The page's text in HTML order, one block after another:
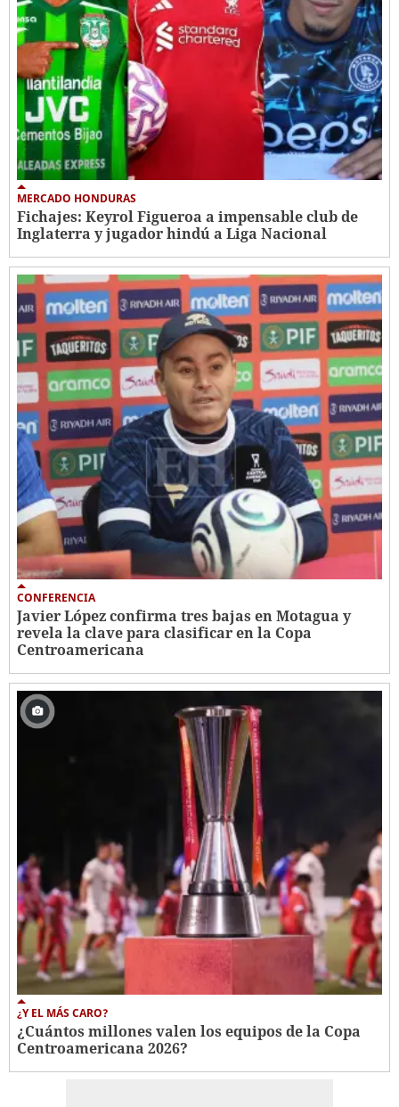
MERCADO HONDURAS
Fichajes: Keyrol Figueroa a impensable club de
Inglaterra y jugador hindú a Liga Nacional
CONFERENCIA
Javier López confirma tres bajas en Motagua y
revela la clave para clasificar en la Copa
Centroamericana
¿Y EL MÁS CARO?
¿Cuántos millones valen los equipos de la Copa
Centroamericana 2026?